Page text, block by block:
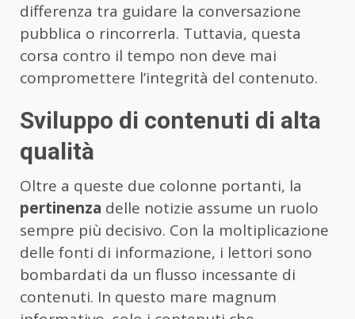
differenza tra guidare la conversazione
pubblica o rincorrerla. Tuttavia, questa
corsa contro il tempo non deve mai
compromettere l’integrità del contenuto.
Sviluppo di contenuti di alta
qualità
Oltre a queste due colonne portanti, la
pertinenza delle notizie assume un ruolo
sempre più decisivo. Con la moltiplicazione
delle fonti di informazione, i lettori sono
bombardati da un flusso incessante di
contenuti. In questo mare magnum